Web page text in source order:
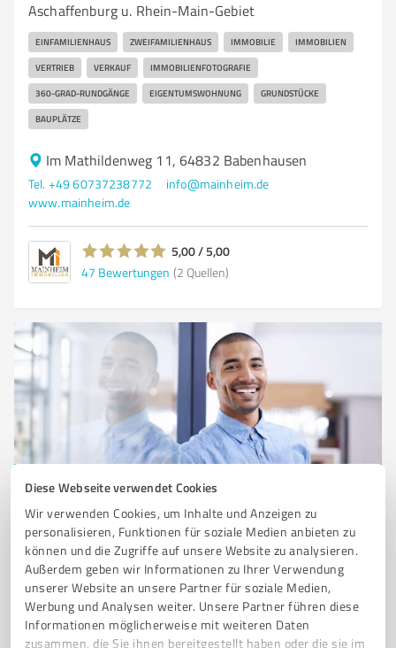
Diese Webseite verwendet Cookies
Wir verwenden Cookies, um Inhalte und Anzeigen zu
personalisieren, Funktionen für soziale Medien anbieten zu
können und die Zugriffe auf unsere Website zu analysieren.
Außerdem geben wir Informationen zu Ihrer Verwendung
unserer Website an unsere Partner für soziale Medien,
Werbung und Analysen weiter. Unsere Partner führen diese
Informationen möglicherweise mit weiteren Daten
zusammen, die Sie ihnen bereitgestellt haben oder die sie im
Aschaffenburg u. Rhein-Main-Gebiet
EINFAMILIENHAUS ZWEIFAMILIENHAUS IMMOBILIE IMMOBILIEN
VERTRIEB VERKAUF IMMOBILIENFOTOGRAFIE
360-GRAD-RUNDGÄNGE EIGENTUMSWOHNUNG GRUNDSTÜCKE
BAUPLÄTZE
Im Mathildenweg 11, 64832 Babenhausen
Tel. +49 60737238772
info@mainheim.de
www.mainheim.de
5,00 / 5,00
47 Bewertungen (2 Quellen)
Sie möchten auch hier gelistet werden?
Registrieren Sie sich jetzt und werden Sie ein von
Kunden empfohlener ProvenExpert!
1